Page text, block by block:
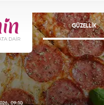
GÜZELLİK
09:10